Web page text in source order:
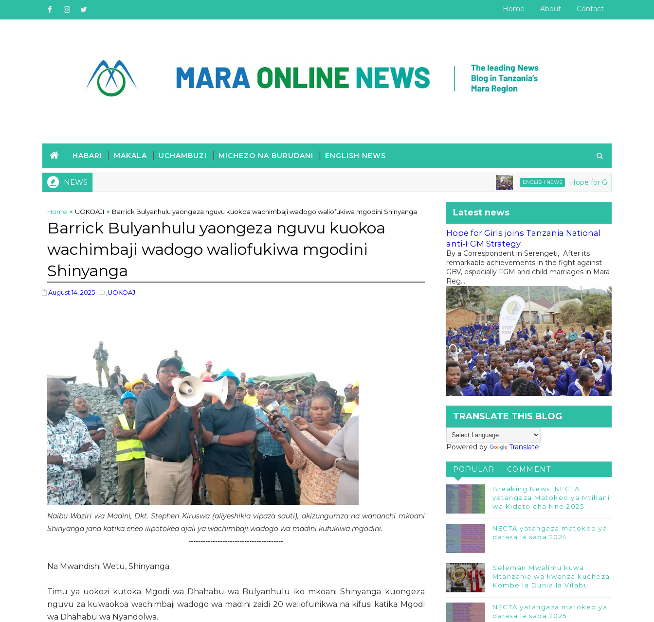
Home About Contact
HABARI MAKALA UCHAMBUZI MICHEZO NA BURUDANI ENGLISH NEWS
NEWS ENGLISH NEWS Hope for Girls joins Tanzania
Home UOKOAJI Barrick Bulyanhulu yaongeza nguvu kuokoa wachimbaji wadogo waliofukiwa mgodini Shinyanga
Barrick Bulyanhulu yaongeza nguvu kuokoa
wachimbaji wadogo waliofukiwa mgodini
Shinyanga
August 14, 2025 ,UOKOAJI
Naibu Waziri wa Madini, Dkt. Stephen Kiruswa (aliyeshikia vipaza sauti), akizungumza na wananchi mkoani
Shinyanga jana katika eneo ilipotokea ajali ya wachimbaji wadogo wa madini kufukiwa mgodini.
---------------------------------------
Na Mwandishi Wetu, Shinyanga
Timu ya uokozi kutoka Mgodi wa Dhahabu wa Bulyanhulu iko mkoani Shinyanga kuongeza
nguvu za kuwaokoa wachimbaji wadogo wa madini zaidi 20 waliofunikwa na kifusi katika Mgodi
wa Dhahabu wa Nyandolwa.
Latest news
Hope for Girls joins Tanzania National
anti-FGM Strategy
By a Correspondent in Serengeti, After its
remarkable achievements in the fight against
GBV, especially FGM and child marriages in Mara
Reg...
TRANSLATE THIS BLOG
Powered by Translate
POPULAR COMMENT
Breaking News: NECTA
yatangaza Matokeo ya Mtihani
wa Kidato cha Nne 2025
NECTA yatangaza matokeo ya
darasa la saba 2024
Seleman Mwalimu kuwa
Mtanzania wa kwanza kucheza
Kombe la Dunia la Vilabu
NECTA yatangaza matokeo ya
darasa la saba 2025